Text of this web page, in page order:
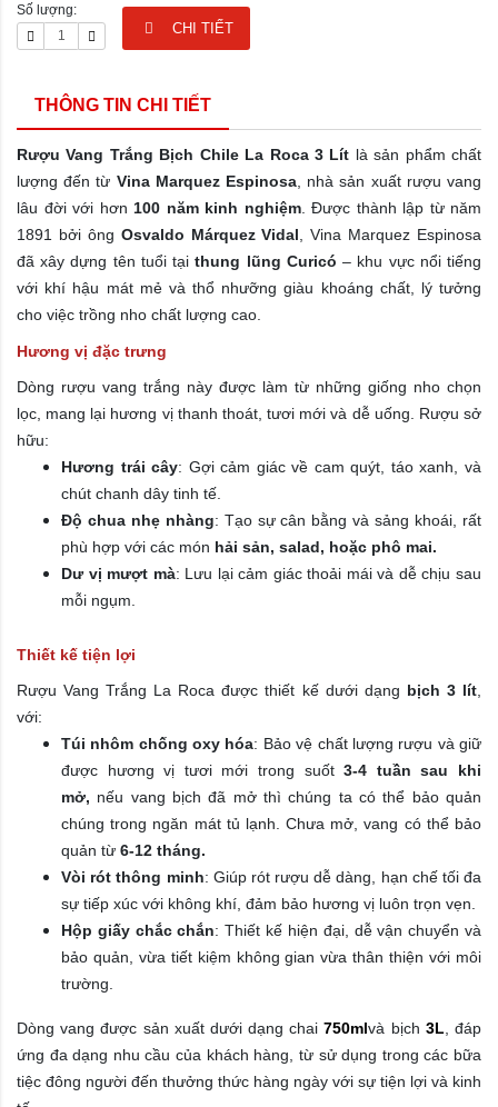
Số lượng:
CHI TIẾT
THÔNG TIN CHI TIẾT
Rượu Vang Trắng Bịch Chile La Roca 3 Lít là sản phẩm chất
lượng đến từ Vina Marquez Espinosa , nhà sản xuất rượu vang
lâu đời với hơn 100 năm kinh nghiệm. Được thành lập từ năm
1891 bởi ông Osvaldo Márquez Vidal , Vina Marquez Espinosa
đã xây dựng tên tuổi tạithung lũng Curicó – khu vực nổi tiếng
với khí hậu mát mẻ và thổ nhưỡng giàu khoáng chất, lý tưởng
cho việc trồng nho chất lượng cao.
Hương vị đặc trưng
Dòng rượu vang trắng này được làm từ những giống nho chọn
lọc, mang lại hương vị thanh thoát, tươi mới và dễ uống. Rượu sở
hữu:
Hương trái cây: Gợi cảm giác về cam quýt, táo xanh, và
chút chanh dây tinh tế.
Độ chua nhẹ nhàng: Tạo sự cân bằng và sảng khoái, rất
phù hợp với các món hải sản, salad, hoặc phô mai.
Dư vị mượt mà: Lưu lại cảm giác thoải mái và dễ chịu sau
mỗi ngụm.
Thiết kế tiện lợi
Rượu Vang Trắng La Roca được thiết kế dưới dạng bịch 3 lít
với:
Túi nhôm chống oxy hóa: Bảo vệ chất lượng rượu và giữ
được hương vị tươi mới trong suốt3-4 tuần sau khi
mở, nếu vang bịch đã mở thì chúng ta có thể bảo quản
chúng trong ngăn mát tủ lạnh.Chưa mở, vang có thể bảo
quản từ 6-12 tháng.
Vòi rót thông minh: Giúp rót rượu dễ dàng, hạn chế tối đa
sự tiếp xúc với không khí, đảm bảo hương vị luôn trọn vẹn.
Hộp giấy chắc chắn: Thiết kế hiện đại, dễ vận chuyển và
bảo quản, vừa tiết kiệm không gian vừa thân thiện với môi
trường.
Dòng vang được sản xuất dưới dạng chai750mlvà bịch 3L , đáp
ứng đa dạng nhu cầu của khách hàng, từ sử dụng trong các bữa
tiệc đông người đến thưởng thức hàng ngày với sự tiện lợi và kinh